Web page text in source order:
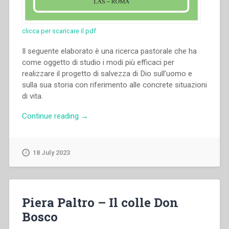
clicca per scaricare il pdf
Il seguente elaborato è una ricerca pastorale che ha
come oggetto di studio i modi più efficaci per
realizzare il progetto di salvezza di Dio sull’uomo e
sulla sua storia con riferimento alle concrete situazioni
di vita.
Continue reading “Riccardo
speranza.
→
18 July 2023
Piera Paltro – Il colle Don
Bosco